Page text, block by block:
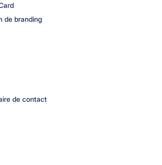
de branding
de contact